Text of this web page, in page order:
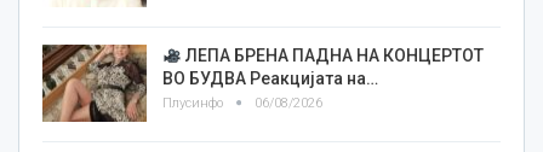
ЛЕПА БРЕНА ПАДНА НА КОНЦЕРТОТ
ВО БУДВА Реакцијата на…
Плусинфо 06/08/2026